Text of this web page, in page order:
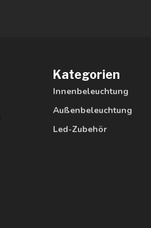
Kategorien
Innenbeleuchtung
Außenbeleuchtung
Led-Zubehör